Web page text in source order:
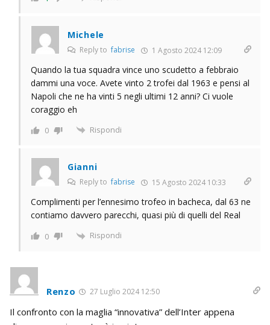
Michele
Reply tofabrise 1 Agosto 2024 12:09
Quando la tua squadra vince uno scudetto a febbraio
dammi una voce. Avete vinto 2 trofei dal 1963 e pensi al
Napoli che ne ha vinti 5 negli ultimi 12 anni? Ci vuole
coraggio eh
0 Rispondi
Gianni
Reply tofabrise 15 Agosto 2024 10:33
Complimenti per l’ennesimo trofeo in bacheca, dal 63 ne
contiamo davvero parecchi, quasi più di quelli del Real
0 Rispondi
Renzo 27 Luglio 2024 12:50
Il confronto con la maglia “innovativa” dell’Inter appena